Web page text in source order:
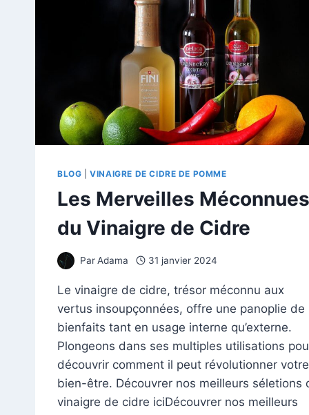
BLOG |VINAIGRE DE CIDRE DE POMME
Les Merveilles Méconnues
du Vinaigre de Cidre
ParAdama 31 janvier 2024
Le vinaigre de cidre, trésor méconnu aux
vertus insoupçonnées, offre une panoplie de
bienfaits tant en usage interne qu’externe.
Plongeons dans ses multiples utilisations
découvrir comment il peut révolutionner votre
bien-être. Découvrer nos meilleurs séletions
vinaigre de cidre iciDécouvrer nos meilleurs